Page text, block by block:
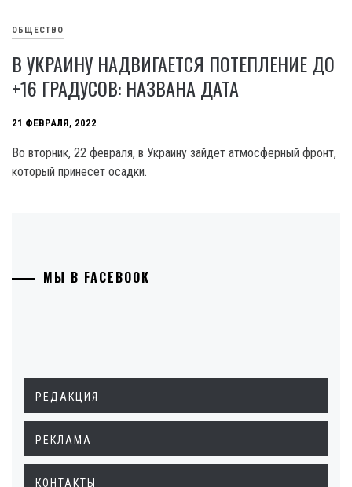
ОБЩЕСТВО
В УКРАИНУ НАДВИГАЕТСЯ ПОТЕПЛЕНИЕ ДО
+16 ГРАДУСОВ: НАЗВАНА ДАТА
21 ФЕВРАЛЯ, 2022
Во вторник, 22 февраля, в Украину зайдет атмосферный фронт,
который принесет осадки.
МЫ В FACEBOOK
РЕДАКЦИЯ
РЕКЛАМА
КОНТАКТЫ